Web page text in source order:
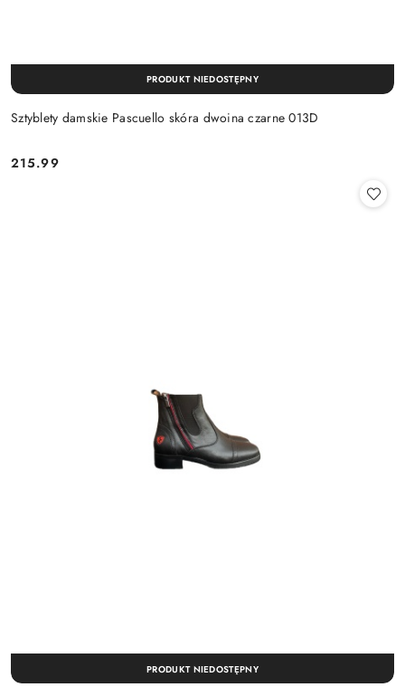
Sztyblety damskie Pascuello skóra dwoina czarne 013D
Cena:
215.99
PRODUKT NIEDOSTĘPNY
PRODUKT NIEDOSTĘPNY